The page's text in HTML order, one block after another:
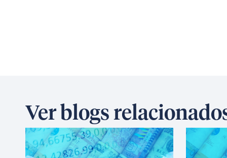
Ver blogs